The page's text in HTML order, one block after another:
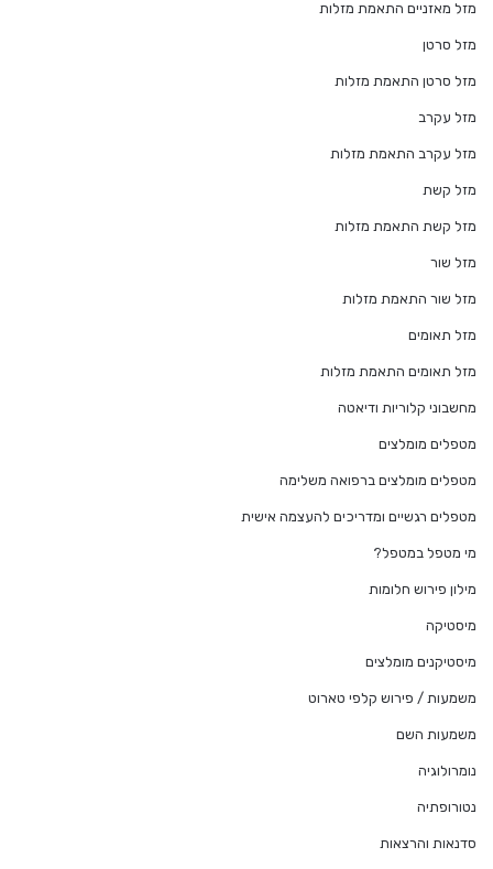
מזל מאזניים התאמת מזלות
מזל סרטן
מזל סרטן התאמת מזלות
מזל עקרב
מזל עקרב התאמת מזלות
מזל קשת
מזל קשת התאמת מזלות
מזל שור
מזל שור התאמת מזלות
מזל תאומים
מזל תאומים התאמת מזלות
מחשבוני קלוריות ודיאטה
מטפלים מומלצים
מטפלים מומלצים ברפואה משלימה
מטפלים רגשיים ומדריכים להעצמה אישית
מי מטפל במטפל?
מילון פירוש חלומות
מיסטיקה
מיסטיקנים מומלצים
משמעות / פירוש קלפי טארוט
משמעות השם
נומרולוגיה
נטורופתיה
סדנאות והרצאות